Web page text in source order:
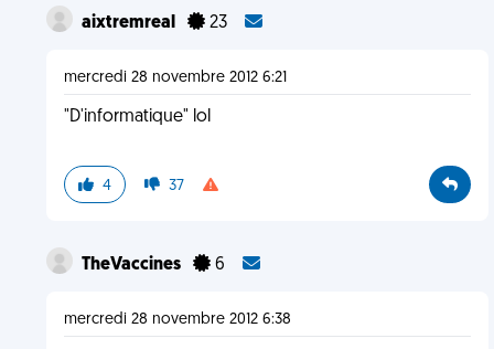
aixtremreal 23
mercredi 28 novembre 2012 6:21
"D'informatique" lol
4 37
TheVaccines 6
mercredi 28 novembre 2012 6:38